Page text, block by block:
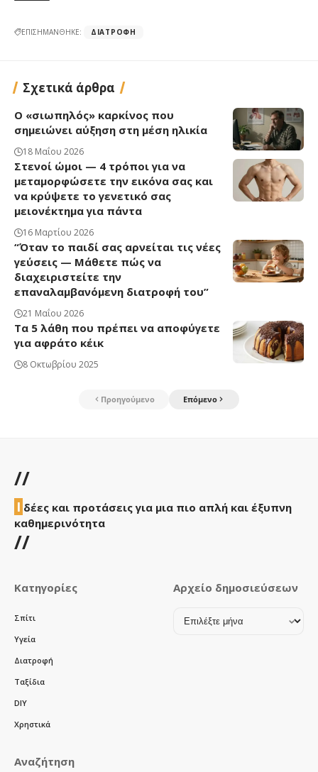
ΕΠΙΣΗΜΑΝΘΗΚΕ: ΔΙΑΤΡΟΦΉ
Σχετικά άρθρα
Ο «σιωπηλός» καρκίνος που
σημειώνει αύξηση στη μέση ηλικία
18 Μαΐου 2026
Στενοί ώμοι — 4 τρόποι για να
μεταμορφώσετε την εικόνα σας και
να κρύψετε το γενετικό σας
μειονέκτημα για πάντα
16 Μαρτίου 2026
“Όταν το παιδί σας αρνείται τις νέες
γεύσεις — Μάθετε πώς να
διαχειριστείτε την
επαναλαμβανόμενη διατροφή του”
21 Μαΐου 2026
Τα 5 λάθη που πρέπει να αποφύγετε
για αφράτο κέικ
8 Οκτωβρίου 2025
Προηγούμενο Επόμενο
//
Ι δέες και προτάσεις για μια πιο απλή και έξυπνη
καθημερινότητα
//
Κατηγορίες
Σπίτι
Υγεία
Διατροφή
Ταξίδια
DIY
Χρηστικά
Αρχείο δημοσιεύσεων
Αρχείο
Αναζήτηση